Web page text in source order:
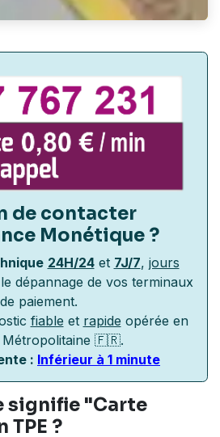
de contacter
Monétique?
24H/24et 7J/7, jours
dépannage de vos terminaux
de paiement.
fiable et rapide opérée en
Métropolitaine 🇫🇷.
: Inférieur à 1 minute
signifie "Carte
TPE ?